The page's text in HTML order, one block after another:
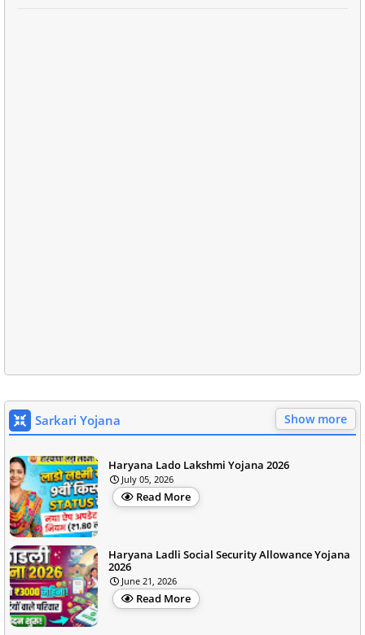
Sarkari Yojana Show more
Haryana Lado Lakshmi Yojana 2026
July 05, 2026
Read More
Haryana Ladli Social Security Allowance Yojana
2026
June 21, 2026
Read More